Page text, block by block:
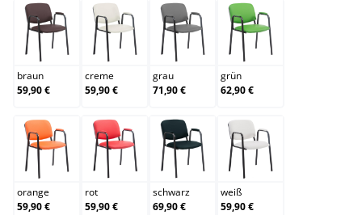
braun
braun
59,90 €
creme
creme
59,90 €
grau
grau
71,90 €
grün
grün
62,90 €
orange
orange
59,90 €
rot
rot
59,90 €
schwarz
schwarz
69,90 €
weiß
weiß
59,90 €